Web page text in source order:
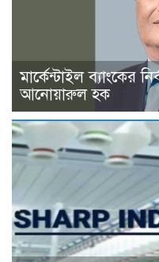
মার্কেন্টাইল ব্যাংকের
আনোয়ারুল হক